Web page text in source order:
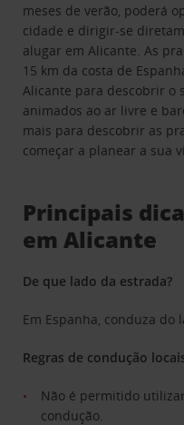
meses de verão, poderá
cidade e dirigir-se
alugar em Alicante. As
15 km da costa de
Alicante para descobrir o
animados ao ar livre e
mais para descobrir as
começar a planear a sua
Principais
em Alicante
De que lado da estrada?
Em Espanha, conduza do
Regras de condução
Não é permitido
condução.